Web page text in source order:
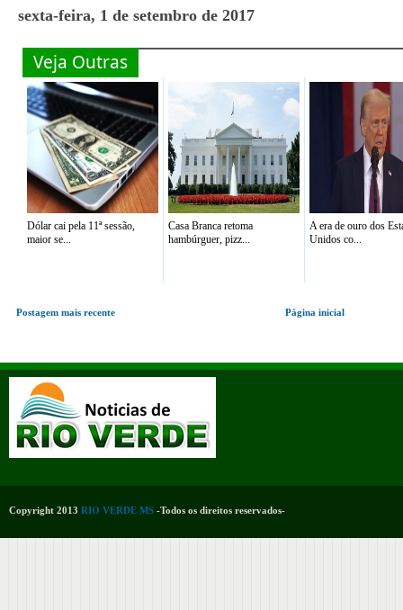
sexta-feira, 1 de setembro de 2017
Veja Outras
Dólar cai pela 11ª sessão,
maior se...
Casa Branca retoma
hambúrguer, pizz...
A era de ouro dos
Unidos co...
Postagem mais recente Página inicial
Copyright 2013 RIO VERDE MS -Todos os direitos reservados-